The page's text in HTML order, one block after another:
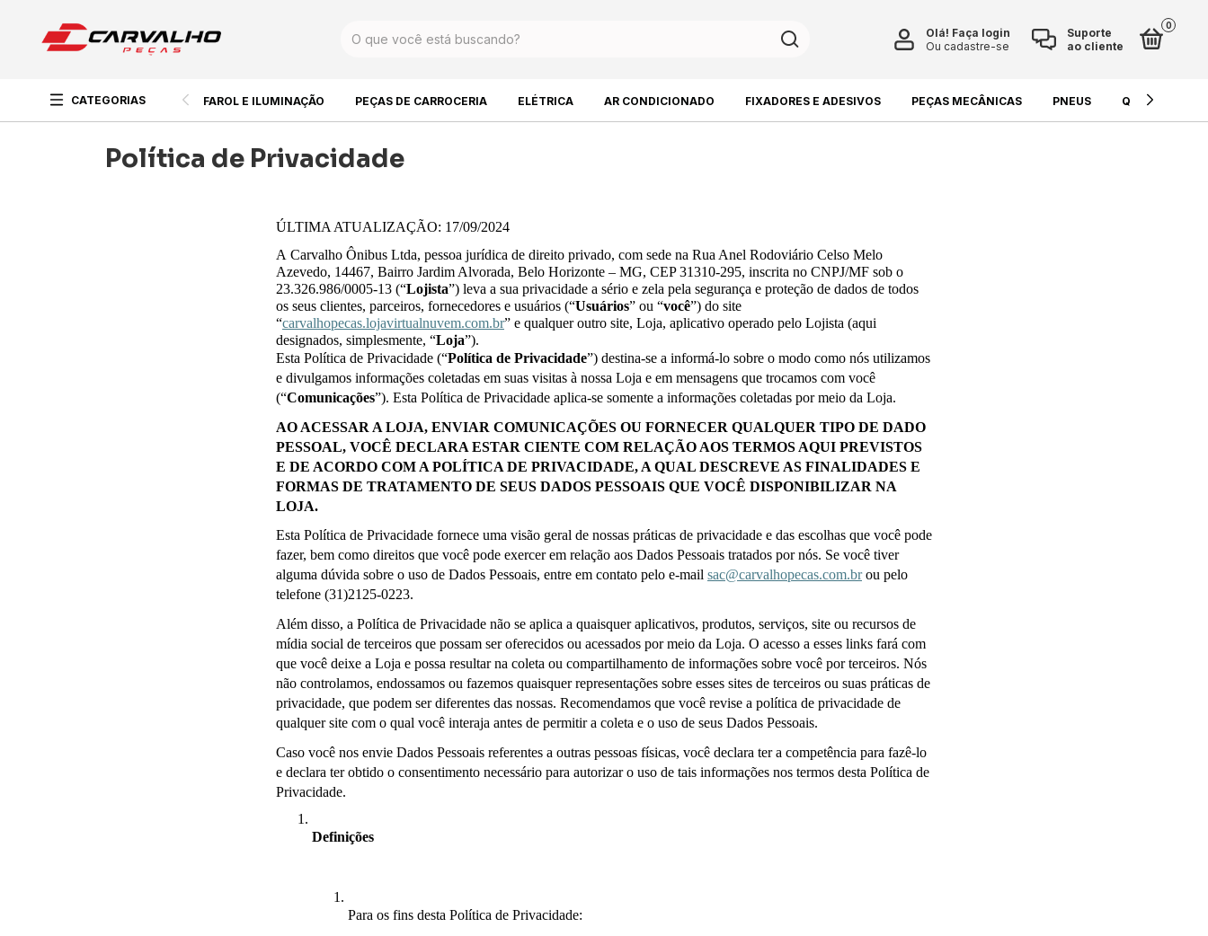
Suporte
ao cliente
Olá! Faça login
Ou cadastre-se
0
CATEGORIAS FAROL E ILUMINAÇÃO PEÇAS DE CARROCERIA ELÉTRICA AR CONDICIONADO FIXADORES E ADESIVOS PEÇAS MECÂNICAS PNEUS QUÍMICOS E
Política de Privacidade
ÚLTIMA ATUALIZAÇÃO: 17/09/2024
A Carvalho Ônibus Ltda, pessoa jurídica de direito privado, com sede na Rua Anel Rodoviário Celso Melo
Azevedo, 14467, Bairro Jardim Alvorada, Belo Horizonte – MG, CEP 31310-295, inscrita no CNPJ/MF sob o
23.326.986/0005-13 (“Lojista”) leva a sua privacidade a sério e zela pela segurança e proteção de dados de todos
os seus clientes, parceiros, fornecedores e usuários (“Usuários” ou “você”) do site
“carvalhopecas.lojavirtualnuvem.com.br” e qualquer outro site, Loja, aplicativo operado pelo Lojista (aqui
designados, simplesmente, “Loja”).
Esta Política de Privacidade (“Política de Privacidade”) destina-se a informá-lo sobre o modo como nós utilizamos
e divulgamos informações coletadas em suas visitas à nossa Loja e em mensagens que trocamos com você
(“Comunicações”). Esta Política de Privacidade aplica-se somente a informações coletadas por meio da Loja.
AO ACESSAR A LOJA, ENVIAR COMUNICAÇÕES OU FORNECER QUALQUER TIPO DE DADO
PESSOAL, VOCÊ DECLARA ESTAR CIENTE COM RELAÇÃO AOS TERMOS AQUI PREVISTOS
E DE ACORDO COM A POLÍTICA DE PRIVACIDADE, A QUAL DESCREVE AS FINALIDADES E
FORMAS DE TRATAMENTO DE SEUS DADOS PESSOAIS QUE VOCÊ DISPONIBILIZAR NA
LOJA.
Esta Política de Privacidade fornece uma visão geral de nossas práticas de privacidade e das escolhas que você pode
fazer, bem como direitos que você pode exercer em relação aos Dados Pessoais tratados por nós. Se você tiver
alguma dúvida sobre o uso de Dados Pessoais, entre em contato pelo e-mail sac@carvalhopecas.com.br ou pelo
telefone (31)2125-0223.
Além disso, a Política de Privacidade não se aplica a quaisquer aplicativos, produtos, serviços, site ou recursos de
mídia social de terceiros que possam ser oferecidos ou acessados por meio da Loja. O acesso a esses links fará com
que você deixe a Loja e possa resultar na coleta ou compartilhamento de informações sobre você por terceiros. Nós
não controlamos, endossamos ou fazemos quaisquer representações sobre esses sites de terceiros ou suas práticas de
privacidade, que podem ser diferentes das nossas. Recomendamos que você revise a política de privacidade de
qualquer site com o qual você interaja antes de permitir a coleta e o uso de seus Dados Pessoais.
Caso você nos envie Dados Pessoais referentes a outras pessoas físicas, você declara ter a competência para fazê-lo
e declara ter obtido o consentimento necessário para autorizar o uso de tais informações nos termos desta Política de
Privacidade.
Definições
Para os fins desta Política de Privacidade: